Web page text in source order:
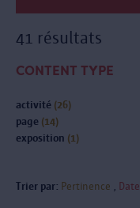
41 résultats
CONTENT TYPE
activité (26)
page (14)
exposition (1)
Trier par: Pertinence Date